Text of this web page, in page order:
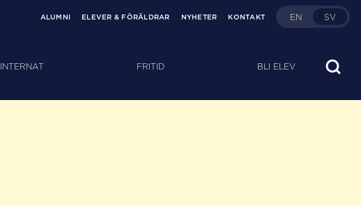
ALUMNI ELEVER & FÖRÄLDRAR NYHETER KONTAKT EN SV
INTERNAT FRITID BLI ELEV